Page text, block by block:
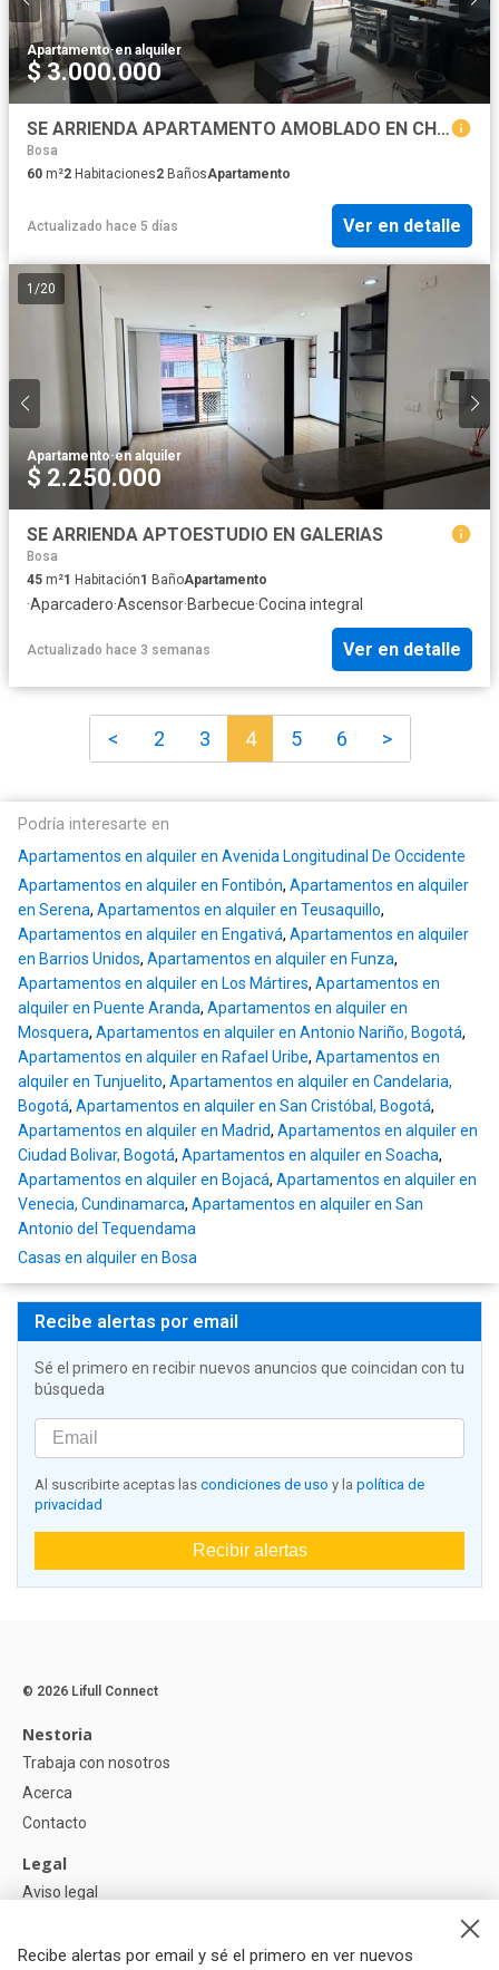
Apartamento·en alquiler
$ 3.000.000
SE ARRIENDA APARTAMENTO AMOBLADO EN CHAPINERO
Bosa
60 m²2 Habitaciones2 BañosApartamento
Actualizado hace 5 días Ver en detalle
1 /20
Apartamento·en alquiler
$ 2.250.000
SE ARRIENDA APTOESTUDIO EN GALERIAS
Bosa
45 m²1 Habitación1 BañoApartamento
·Aparcadero·Ascensor·Barbecue·Cocina integral
Actualizado hace 3 semanas Ver en detalle
< 2 3 4 5 6 >
Podría interesarte en
Apartamentos en alquiler en Avenida Longitudinal De Occidente
Apartamentos en alquiler en Fontibón, Apartamentos en alquiler
en Serena, Apartamentos en alquiler en Teusaquillo,
Apartamentos en alquiler en Engativá, Apartamentos en alquiler
en Barrios Unidos, Apartamentos en alquiler en Funza,
Apartamentos en alquiler en Los Mártires, Apartamentos en
alquiler en Puente Aranda, Apartamentos en alquiler en
Mosquera, Apartamentos en alquiler en Antonio Nariño, Bogotá,
Apartamentos en alquiler en Rafael Uribe, Apartamentos en
alquiler en Tunjuelito, Apartamentos en alquiler en Candelaria,
Bogotá, Apartamentos en alquiler en San Cristóbal, Bogotá,
Apartamentos en alquiler en Madrid, Apartamentos en alquiler en
Ciudad Bolivar, Bogotá, Apartamentos en alquiler en Soacha,
Apartamentos en alquiler en Bojacá, Apartamentos en alquiler en
Venecia, Cundinamarca, Apartamentos en alquiler en San
Antonio del Tequendama
Casas en alquiler en Bosa
Recibe alertas por email
Sé el primero en recibir nuevos anuncios que coincidan con tu
búsqueda
Al suscribirte aceptas las condiciones de uso y la política de
privacidad
Recibir alertas
Recibe alertas por email y sé el primero en ver nuevos
© 2026 Lifull Connect
Nestoria
Trabaja con nosotros
Acerca
Contacto
Legal
Aviso legal
Política de Cookies